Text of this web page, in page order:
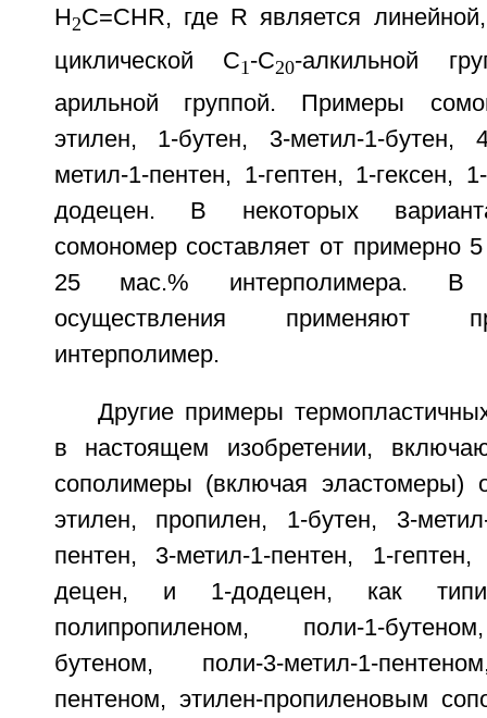
H 2C=CHR, где R является
циклической C1-C20-алкильной
арильной группой. Примеры
этилен, 1-бутен, 3-метил-1-бутен,
метил-1-пентен, 1-гептен, 1-гексен,
додецен. В некоторых
сомономер составляет от примерно
25 мас.% интерполимера. В
осуществления применяют
интерполимер.
Другие примеры
в настоящем изобретении,
сополимеры (включая эластомеры)
этилен, пропилен, 1-бутен, 3-
пентен, 3-метил-1-пентен, 1-
децен, и 1-додецен, как
полипропиленом, поли-1-
бутеном, поли-3-метил-1-
пентеном, этилен-пропиленовым